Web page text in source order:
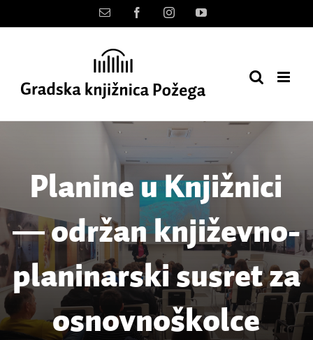
to
Kontakt FacebookInstagramYouTube
Planine u Knjižnici
― održan književno-
planinarski susret za
osnovnoškolce